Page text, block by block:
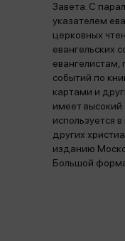
Завета. С
указателем
церковных
евангельских
евангелистам,
событий по
картами и
имеет высокий
используется
других
изданию
Большой